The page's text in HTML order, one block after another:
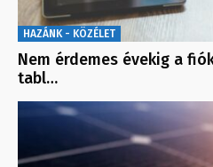
HAZÁNK - KÖZÉLET
Nem érdemes évekig a
tabl…